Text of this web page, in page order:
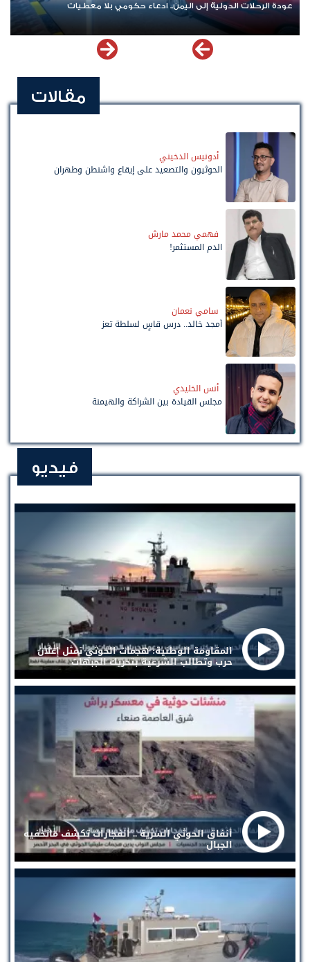
عودة الرحلات الدولية إلى اليمن.. ادعاء حكومي بلا معطيات
مقالات
أدونيس الدخيني
الحوثيون والتصعيد على إيقاع واشنطن وطهران
فهمي محمد مارش
الدم المستثمر!
سامي نعمان
أمجد خالد.. درس قاسٍ لسلطة تعز
أنس الخليدي
مجلس القيادة بين الشراكة والهيمنة
فيديو
المقاومة الوطنية: هجمات الحوثي تمثل إعلان
حرب وتطالب الشرعية بتحريك الجبهات
أنفاق الحوثي السرية .. انفجارات تكشف ماتخفيه
الجبال